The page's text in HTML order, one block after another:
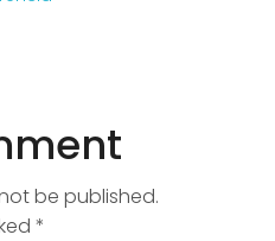
be published.
*